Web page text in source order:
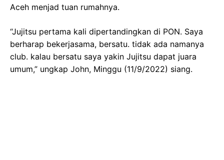
Aceh menjad tuan rumahnya.
“Jujitsu pertama kali dipertandingkan di PON. Saya
berharap bekerjasama, bersatu. tidak ada namanya
club. kalau bersatu saya yakin Jujitsu dapat juara
umum,” ungkap John, Minggu (11/9/2022) siang.